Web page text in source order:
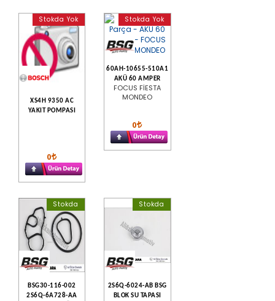
Stokda Yok
XS4H 9350 AC
YAKIT POMPASI
0
Stokda Yok
60AH-10655-510A1
AKÜ 60 AMPER
FOCUS FİESTA
MONDEO
0
Stokda
BSG30-116-002
2S6Q-6A728-AA
Stokda
2S6Q-6024-AB BSG
BLOK SU TAPASI